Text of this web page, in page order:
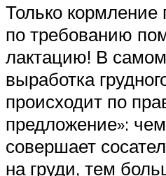
Только кормление
по требованию
лактацию! В
выработка
происходит по
предложение»:
совершает
на груди, тем